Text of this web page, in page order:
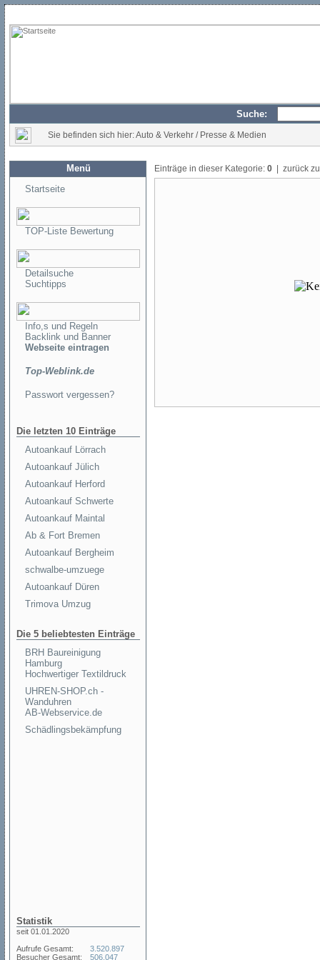
Suche:
Sie befinden sich hier: Auto & Verkehr / Presse & Medien
Menü
Startseite
TOP-Liste Bewertung
Detailsuche
Suchtipps
Info,s und Regeln
Backlink und Banner
Webseite eintragen
Top-Weblink.de
Passwort vergessen?
Die letzten 10 Einträge
Autoankauf Lörrach
Autoankauf Jülich
Autoankauf Herford
Autoankauf Schwerte
Autoankauf Maintal
Ab & Fort Bremen
Autoankauf Bergheim
schwalbe-umzuege
Autoankauf Düren
Trimova Umzug
Die 5 beliebtesten Einträge
BRH Baureinigung
Hamburg
Hochwertiger Textildruck
UHREN-SHOP.ch -
Wanduhren
AB-Webservice.de
Schädlingsbekämpfung
Statistik
seit 01.01.2020
Aufrufe Gesamt:
Besucher Gesamt:
3.520.897
506.047
Einträge in dieser Kategorie: 0 | zurück